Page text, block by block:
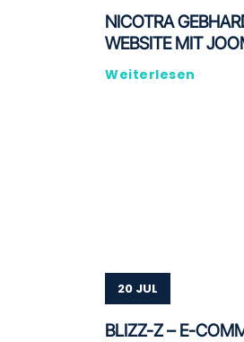
NICOTRA
WEBSITE MIT
Weiterlesen
20 JUL
BLIZZ-Z – E-